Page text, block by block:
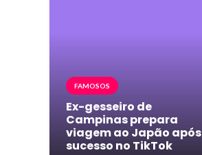
FAMOSOS
Ex-gesseiro de
Campinas prepara
viagem ao Japão após
sucesso no TikTok